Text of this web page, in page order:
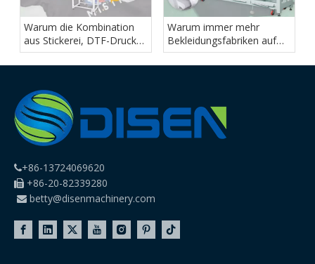
Warum die Kombination
aus Stickerei, DTF-Druck
und Heißpresse immer
beliebter wird
Warum immer mehr
Bekleidungsfabriken auf
Mehrkopf-Stickmaschinen
umsteigen
+86-13724069620
 +86-20-82339280
 betty@disenmachinery.com